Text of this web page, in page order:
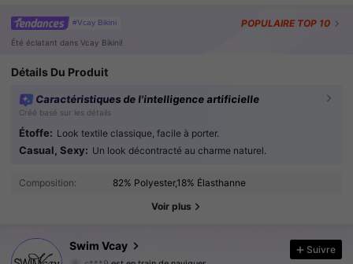
#Vcay Bikini POPULAIRE TOP 10
Été éclatant dans Vcay Bikini!
Détails Du Produit
Caractéristiques de l'intelligence artificielle
Créé basé sur les détails
Étoffe: Look textile classique, facile à porter.
Casual, Sexy: Un look décontracté au charme naturel.
Composition: 82% Polyester,18% Élasthanne
Voir plus
Swim Vcay
4.90 600K Suiveurs
600K Suiveurs
Suivre